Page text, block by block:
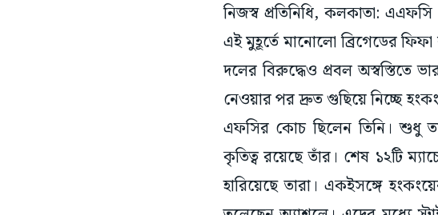
নিজস্ব প্রতিনিধি, কলকাতা:
এই মুহূর্তে মানোলো ব্রিগেডের
দলের বিরুদ্ধেও প্রবল অস্বস্তিতে
নেওয়ার পর দ্রুত গুছিয়ে নিচ্ছে
এফসির কোচ ছিলেন তিনি। শুধু
কৃতিত্ব রয়েছে তাঁর। শেষ ১২টি
হারিয়েছে তারা। একইসঙ্গে